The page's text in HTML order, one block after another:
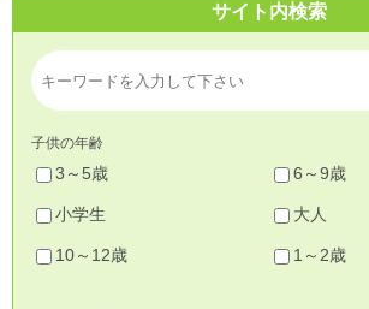
サイト内検索
子供の年齢
3～5歳 6～9歳
小学生 大人
10～12歳 1～2歳